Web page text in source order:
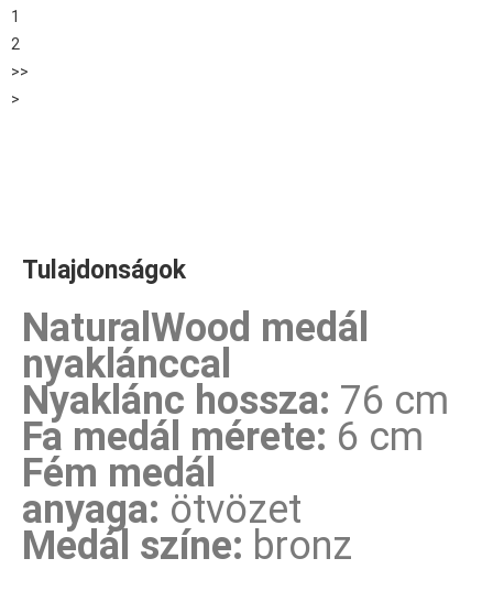
1
2
>>
>
Tulajdonságok
NaturalWood medál
nyaklánccal
Nyaklánc hossza: 76 cm
Fa medál mérete: 6 cm
Fém medál
anyaga: ötvözet
Medál színe: bronz